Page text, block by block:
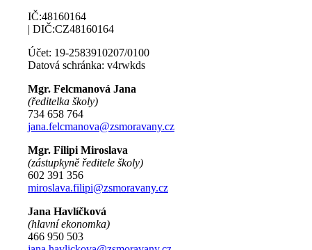
IČ:48160164
| DIČ:CZ48160164
Účet: 19-2583910207/0100
Datová schránka: v4rwkds
Mgr. Felcmanová Jana
(ředitelka školy)
734 658 764
jana.felcmanova@zsmoravany.cz
Mgr. Filipi Miroslava
(zástupkyně ředitele školy)
602 391 356
miroslava.filipi@zsmoravany.cz
Jana Havlíčková
(hlavní ekonomka)
466 950 503